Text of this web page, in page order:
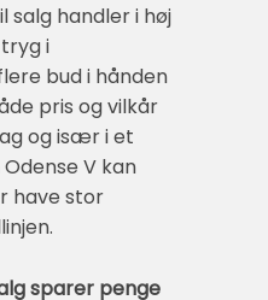
handler i høj
i
bud i hånden
pris og vilkår
og især i et
V kan
have stor
sparer penge